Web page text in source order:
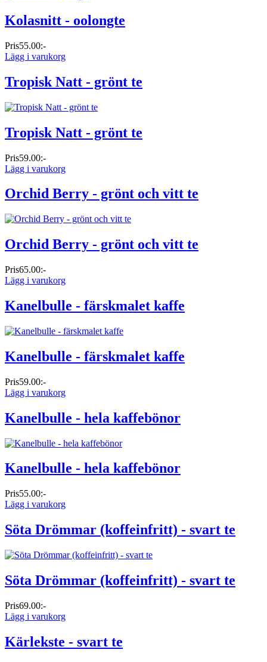
Kolasnitt - oolongte
Pris55.00:-
Lägg i varukorg
Tropisk Natt - grönt te
Tropisk Natt - grönt te
Pris59.00:-
Lägg i varukorg
Orchid Berry - grönt och vitt te
Orchid Berry - grönt och vitt te
Pris65.00:-
Lägg i varukorg
Kanelbulle - färskmalet kaffe
Kanelbulle - färskmalet kaffe
Pris59.00:-
Lägg i varukorg
Kanelbulle - hela kaffebönor
Kanelbulle - hela kaffebönor
Pris55.00:-
Lägg i varukorg
Söta Drömmar (koffeinfritt) - svart te
Söta Drömmar (koffeinfritt) - svart te
Pris69.00:-
Lägg i varukorg
Kärlekste - svart te